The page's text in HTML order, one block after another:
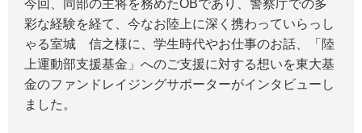
今回、同部の主将を務めたOBであり、警察庁での多
彩な経験を経て、今なお陸上に深く携わっていらっし
ゃる室城 信之様に、学生時代やお仕事のお話、「陸
上運動部支援基金」へのご支援に対する想いを東大基
金のファンドレイジングサポーターがインタビューし
ました。